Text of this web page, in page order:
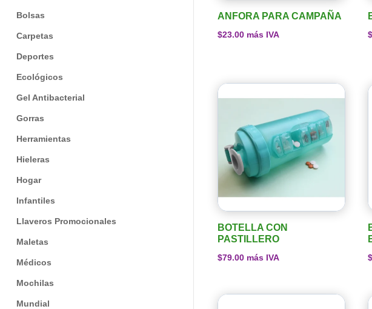
Bolsas
Carpetas
Deportes
Ecológicos
Gel Antibacterial
Gorras
Herramientas
Hieleras
Hogar
Infantiles
Llaveros Promocionales
Maletas
Médicos
Mochilas
Mundial
ANFORA PARA CAMPAÑA
$23.00 más IVA $
BOTELLA CON
PASTILLERO
$79.00 más IVA $